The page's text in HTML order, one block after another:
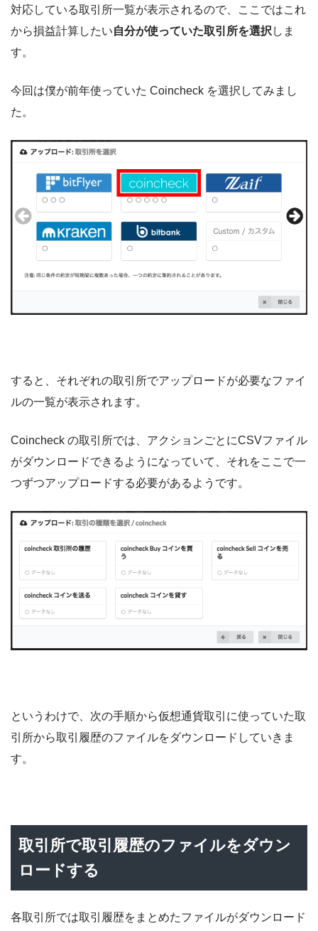
対応している取引所一覧が表示されるので、ここではこれ
から損益計算したい自分が使っていた取引所を選択しま
す。
今回は僕が前年使っていた Coincheck を選択してみまし
た。
すると、それぞれの取引所でアップロードが必要なファイ
ルの一覧が表示されます。
Coincheck の取引所では、アクションごとにCSVファイル
がダウンロードできるようになっていて、それをここで一
つずつアップロードする必要があるようです。
というわけで、次の手順から仮想通貨取引に使っていた取
引所から取引履歴のファイルをダウンロードしていきま
す。
取引所で取引履歴のファイルをダウン
ロードする
各取引所では取引履歴をまとめたファイルがダウンロード